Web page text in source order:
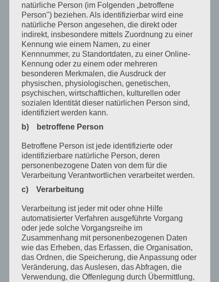
Juli 2022
April 2022
Februar 2022
Januar 2022
Dezember 2021
Oktober 2021
September 2021
Mai 2021
März 2021
Januar 2021
Dezember 2020
August 2020
Juli 2020
Juni 2020
Mai 2020
natürliche Person (im Folgenden „betroffene
Person") beziehen. Als identifizierbar wird eine
natürliche Person angesehen, die direkt oder
indirekt, insbesondere mittels Zuordnung zu einer
Kennung wie einem Namen, zu einer
Kennnummer, zu Standortdaten, zu einer Online-
Kennung oder zu einem oder mehreren
besonderen Merkmalen, die Ausdruck der
physischen, physiologischen, genetischen,
psychischen, wirtschaftlichen, kulturellen oder
sozialen Identität dieser natürlichen Person sind,
identifiziert werden kann.
b) betroffene Person
Betroffene Person ist jede identifizierte oder
identifizierbare natürliche Person, deren
personenbezogene Daten von dem für die
Verarbeitung Verantwortlichen verarbeitet werden.
c) Verarbeitung
Verarbeitung ist jeder mit oder ohne Hilfe
automatisierter Verfahren ausgeführte Vorgang
oder jede solche Vorgangsreihe im
Zusammenhang mit personenbezogenen Daten
wie das Erheben, das Erfassen, die Organisation,
das Ordnen, die Speicherung, die Anpassung oder
Veränderung, das Auslesen, das Abfragen, die
Verwendung, die Offenlegung durch Übermittlung,